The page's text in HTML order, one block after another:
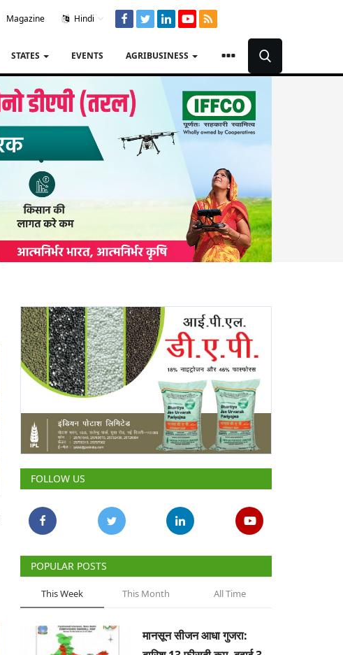
Magazine Hindi
STATES EVENTS AGRIBUSINESS
FOLLOW US
POPULAR POSTS
This Week This Month All Time
मानसून सीजन आधा गुजरा: